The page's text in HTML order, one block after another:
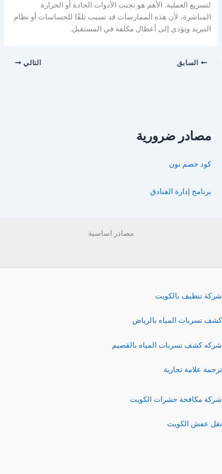
لتسريع العملية. الأهم هو تجنب الأدوات الحادة أو الحرارة
المباشرة، لأن هذه الممارسات قد تسبب تلفًا للحساسات أو نظام
التبريد وتؤدي إلى أعطال مكلفة في المستقبل.
السابق التالي
مصادر ضرورية
كود خصم نون
برنامج إدارة الفنادق
مصادر اساسية
شركة تنظيف بالكويت
كشف تسربات المياه بالرياض
شركه كشف تسربات المياه بالقصيم
ترجمة علامة تجارية
شركة مكافحة حشرات الكويت
نقل عفش الكويت